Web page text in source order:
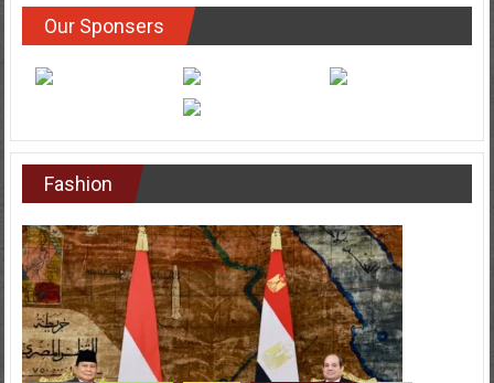
Our Sponsers
Fashion